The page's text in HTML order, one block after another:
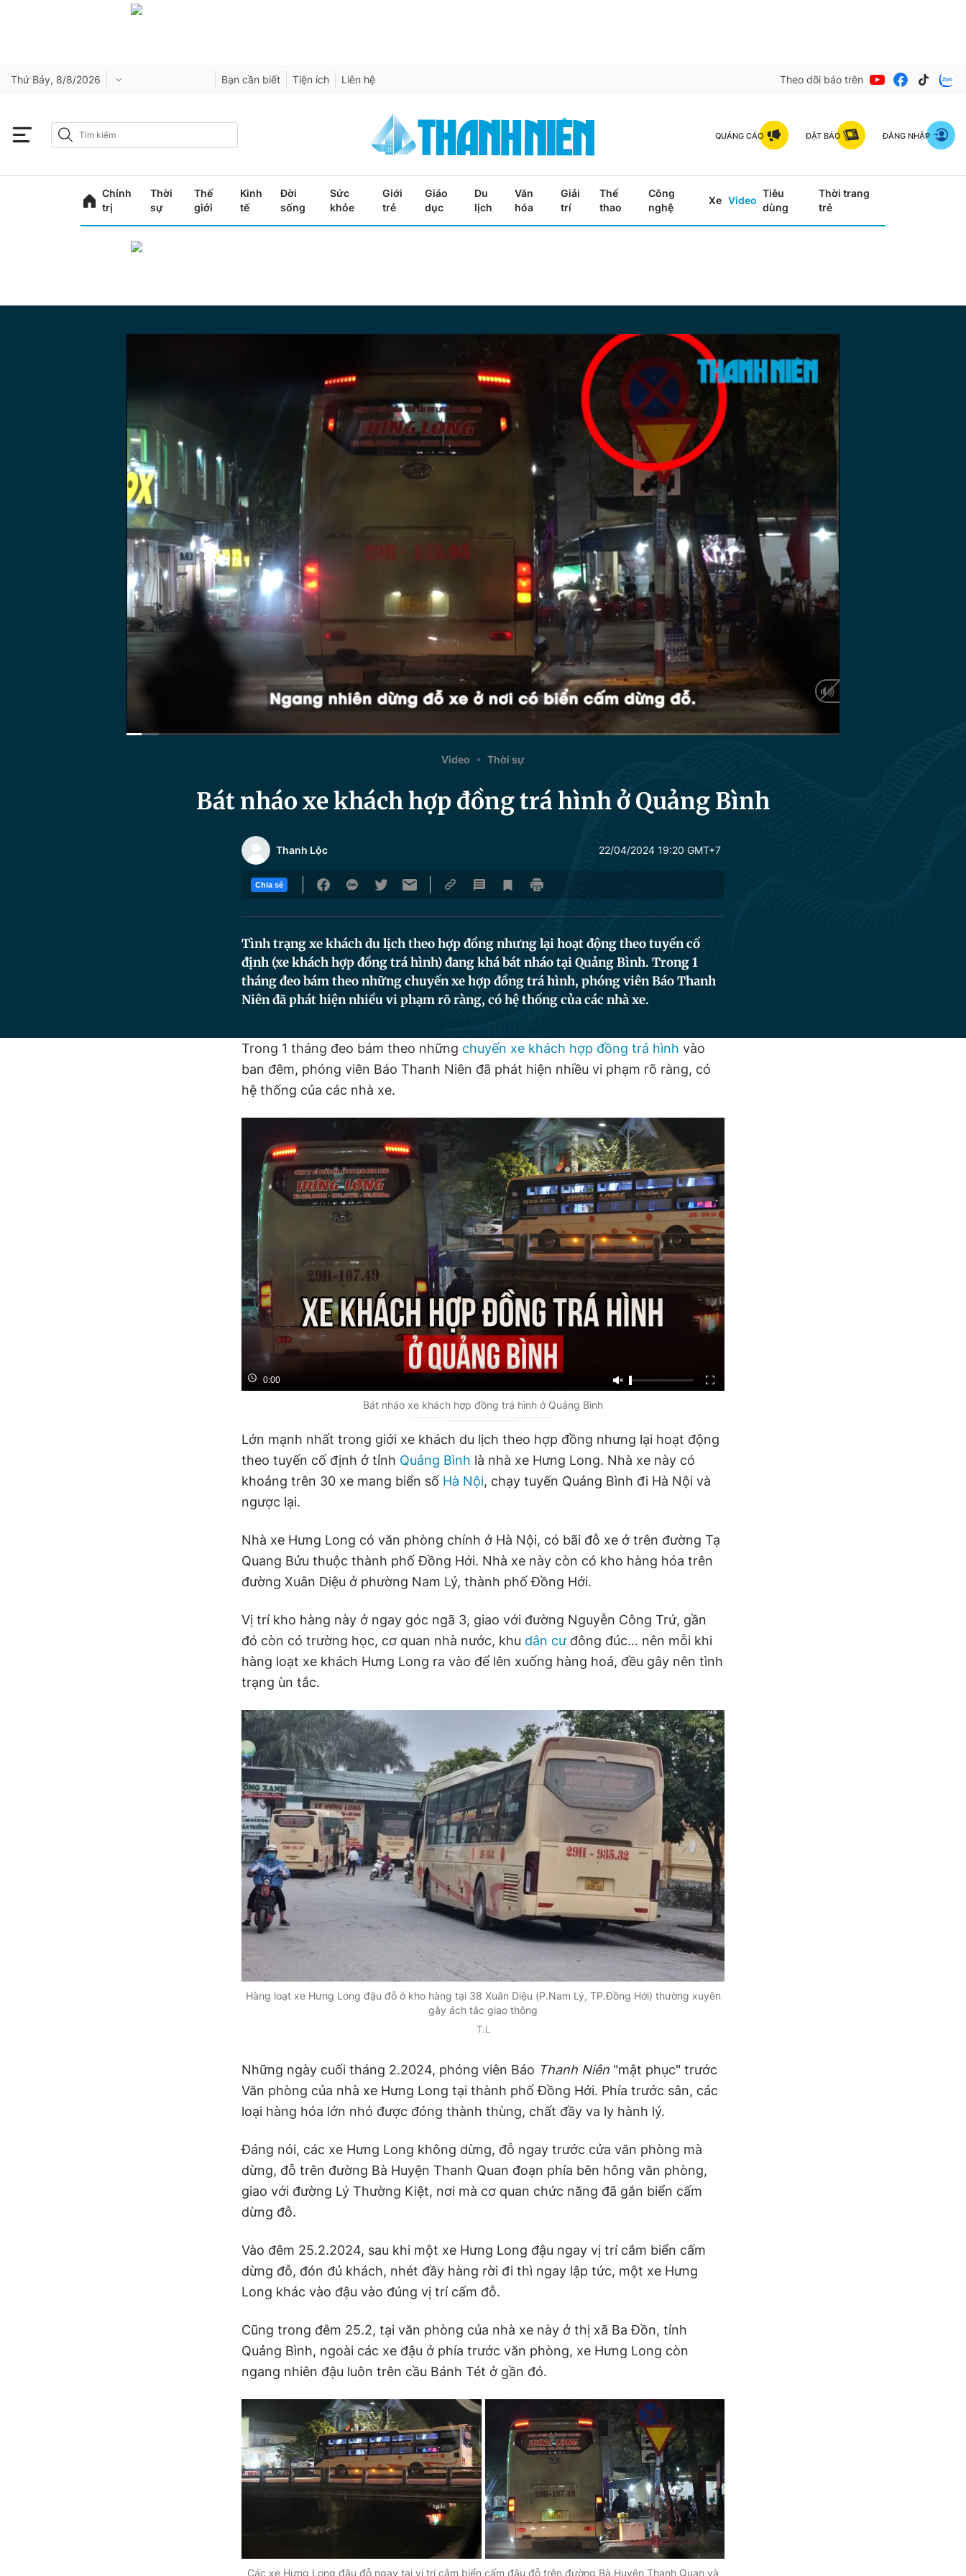
Thứ Bảy, 8/8/2026 Bạn cần biết Tiện ích Liên hệ Theo dõi báo trên
QUẢNG CÁO ĐẶT BÁO ĐĂNG NHẬP
Chính
trị
Thời
sự
Thế
giới
Kinh
tế
Đời
sống
Sức
khỏe
Giới
trẻ
Giáo
dục
Du
lịch
Văn
hóa
Giải
trí
Thể
thao
Công
nghệ
Xe Video
Tiêu
dùng
Thời trang
trẻ
Video Thời sự
Bát nháo xe khách hợp đồng trá hình ở Quảng Bình
Thanh Lộc 22/04/2024 19:20 GMT+7
Chia sẻ
Tình trạng xe khách du lịch theo hợp đồng nhưng lại hoạt động theo tuyến cố
định (xe khách hợp đồng trá hình) đang khá bát nháo tại Quảng Bình. Trong 1
tháng đeo bám theo những chuyến xe hợp đồng trá hình, phóng viên Báo Thanh
Niên đã phát hiện nhiều vi phạm rõ ràng, có hệ thống của các nhà xe.
Trong 1 tháng đeo bám theo những chuyến xe khách hợp đồng trá hình vào
ban đêm, phóng viên Báo Thanh Niên đã phát hiện nhiều vi phạm rõ ràng, có
hệ thống của các nhà xe.
0:00
Bát nháo xe khách hợp đồng trá hình ở Quảng Bình
Lớn mạnh nhất trong giới xe khách du lịch theo hợp đồng nhưng lại hoạt động
theo tuyến cố định ở tỉnh Quảng Bình là nhà xe Hưng Long. Nhà xe này có
khoảng trên 30 xe mang biển số Hà Nội, chạy tuyến Quảng Bình đi Hà Nội và
ngược lại.
Nhà xe Hưng Long có văn phòng chính ở Hà Nội, có bãi đỗ xe ở trên đường Tạ
Quang Bửu thuộc thành phố Đồng Hới. Nhà xe này còn có kho hàng hóa trên
đường Xuân Diệu ở phường Nam Lý, thành phố Đồng Hới.
Vị trí kho hàng này ở ngay góc ngã 3, giao với đường Nguyễn Công Trứ, gần
đó còn có trường học, cơ quan nhà nước, khu dân cưđông đúc… nên mỗi khi
hàng loạt xe khách Hưng Long ra vào để lên xuống hàng hoá, đều gây nên tình
trạng ùn tắc.
Hàng loạt xe Hưng Long đậu đỗ ở kho hàng tại 38 Xuân Diệu (P.Nam Lý, TP.Đồng Hới) thường xuyên
gây ách tắc giao thông
T.L
Những ngày cuối tháng 2.2024, phóng viên Báo Thanh Niên "mật phục" trước
Văn phòng của nhà xe Hưng Long tại thành phố Đồng Hới. Phía trước sân, các
loại hàng hóa lớn nhỏ được đóng thành thùng, chất đầy va ly hành lý.
Đáng nói, các xe Hưng Long không dừng, đỗ ngay trước cửa văn phòng mà
dừng, đỗ trên đường Bà Huyện Thanh Quan đoạn phía bên hông văn phòng,
giao với đường Lý Thường Kiệt, nơi mà cơ quan chức năng đã gắn biển cấm
dừng đỗ.
Vào đêm 25.2.2024, sau khi một xe Hưng Long đậu ngay vị trí cắm biển cấm
dừng đỗ, đón đủ khách, nhét đầy hàng rời đi thì ngay lập tức, một xe Hưng
Long khác vào đậu vào đúng vị trí cấm đỗ.
Cũng trong đêm 25.2, tại văn phòng của nhà xe này ở thị xã Ba Đồn, tỉnh
Quảng Bình, ngoài các xe đậu ở phía trước văn phòng, xe Hưng Long còn
ngang nhiên đậu luôn trên cầu Bánh Tét ở gần đó.
Các xe Hưng Long đậu đỗ ngay tại vị trí cắm biển cấm đậu đỗ trên đường Bà Huyện Thanh Quan và